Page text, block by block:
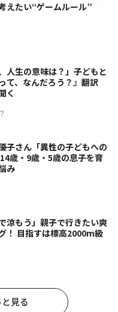
えたい“ゲームルール”
人生の意味は？」子どもと
て、なんだろう？』翻訳
く
子さん「異性の子どもへの
歳・9歳・5歳の息子を育
み
涼もう」親子で行きたい爽
！ 目指すは標高2000m級
見る